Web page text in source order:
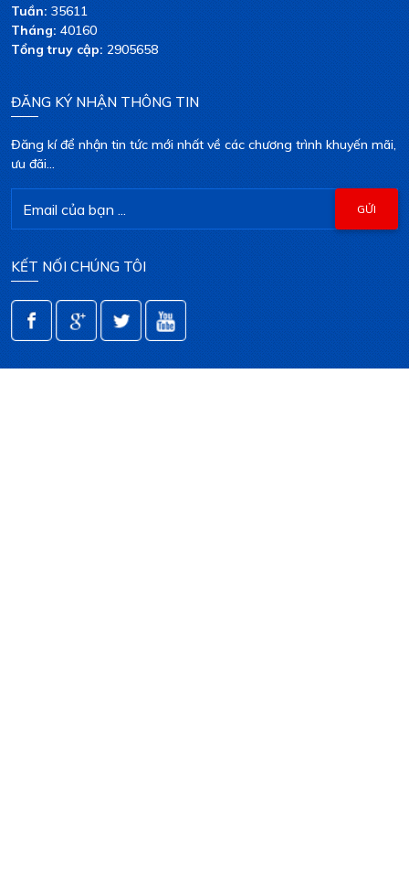
Tuần:35611
Tháng:40160
Tổng truy cập:2905658
ĐĂNG KÝ NHẬN THÔNG TIN
Đăng kí để nhận tin tức mới nhất về các chương trình khuyến mãi,
ưu đãi...
KẾT NỐI CHÚNG TÔI